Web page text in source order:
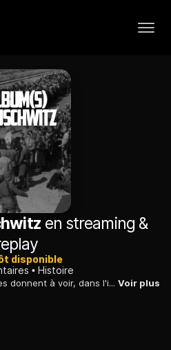
en streaming &
disponible
Histoire
Deux albums de photographies donnent à voir, dans l'impensable quotidien d'Auschwitz, ceux qui furent les victimes et ceux qui furent les bourreaux. Voir plus